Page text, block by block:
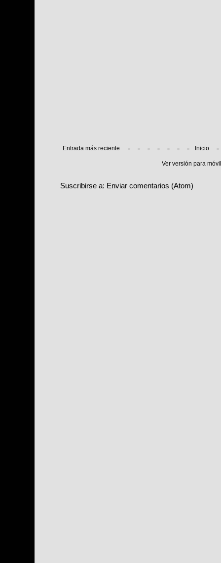
Entrada más reciente Inicio
Ver versión para
Suscribirse a: Enviar comentarios (Atom)